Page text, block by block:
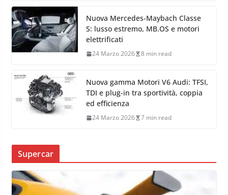
Nuova Mercedes-Maybach Classe
S: lusso estremo, MB.OS e motori
elettrificati
24 Marzo 2026 8 min read
Nuova gamma Motori V6 Audi: TFSI,
TDI e plug-in tra sportività, coppia
ed efficienza
24 Marzo 2026 7 min read
Supercar